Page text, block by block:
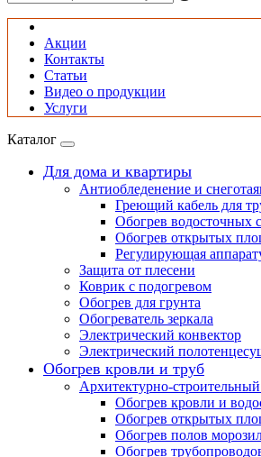
Акции
Контакты
Статьи
Видео о продукции
Услуги
Каталог
Для дома и квартиры
Антиобледенение и
Греющий кабель для
Обогрев водосточных
Обогрев открытых
Регулирующая
Защита от плесени
Коврик с подогревом
Обогрев для грунта
Обогреватель зеркала
Электрический конвектор
Электрический
Обогрев кровли и труб
Архитектурно-строительный
Обогрев кровли и
Обогрев открытых
Обогрев полов
Обогрев